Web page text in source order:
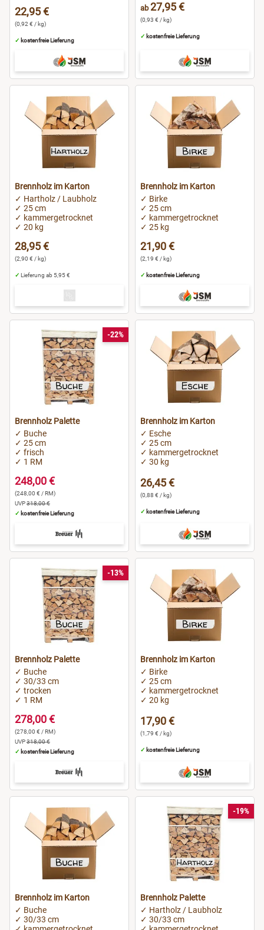
22,95 €
(0,92 € / kg)
✓ kostenfreie Lieferung
ab27,95 €
(0,93 € / kg)
✓ kostenfreie Lieferung
Brennholz im Karton
✓ Hartholz / Laubholz
✓ 25 cm
✓ kammergetrocknet
✓ 20 kg
28,95 €
(2,90 € / kg)
✓ Lieferung ab 5,95 €
Brennholz im Karton
✓ Birke
✓ 25 cm
✓ kammergetrocknet
✓ 25 kg
21,90 €
(2,19 € / kg)
✓ kostenfreie Lieferung
-22%
Brennholz Palette
✓ Buche
✓ 25 cm
✓ frisch
✓ 1 RM
248,00 €
(248,00 € / RM)
UVP318,00 €
✓ kostenfreie Lieferung
Brennholz im Karton
✓ Esche
✓ 25 cm
✓ kammergetrocknet
✓ 30 kg
26,45 €
(0,88 € / kg)
✓ kostenfreie Lieferung
-13%
Brennholz Palette
✓ Buche
✓ 30/33 cm
✓ trocken
✓ 1 RM
278,00 €
(278,00 € / RM)
UVP318,00 €
✓ kostenfreie Lieferung
Brennholz im Karton
✓ Birke
✓ 25 cm
✓ kammergetrocknet
✓ 20 kg
17,90 €
(1,79 € / kg)
✓ kostenfreie Lieferung
Brennholz im Karton
✓ Buche
✓ 30/33 cm
-19%
Brennholz Palette
✓ Hartholz / Laubholz
✓ 30/33 cm